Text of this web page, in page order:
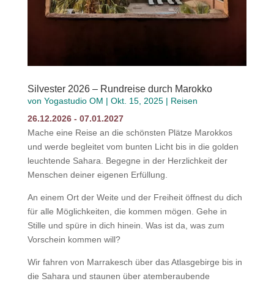
Silvester 2026 – Rundreise durch Marokko
von Yogastudio OM | Okt. 15, 2025| Reisen
26.12.2026 - 07.01.2027
Mache eine Reise an die schönsten Plätze Marokkos
und werde begleitet vom bunten Licht bis in die golden
leuchtende Sahara. Begegne in der Herzlichkeit der
Menschen deiner eigenen Erfüllung.
An einem Ort der Weite und der Freiheit öffnest du dich
für alle Möglichkeiten, die kommen mögen. Gehe in
Stille und spüre in dich hinein. Was ist da, was zum
Vorschein kommen will?
Wir fahren von Marrakesch über das Atlasgebirge bis in
die Sahara und staunen über atemberaubende